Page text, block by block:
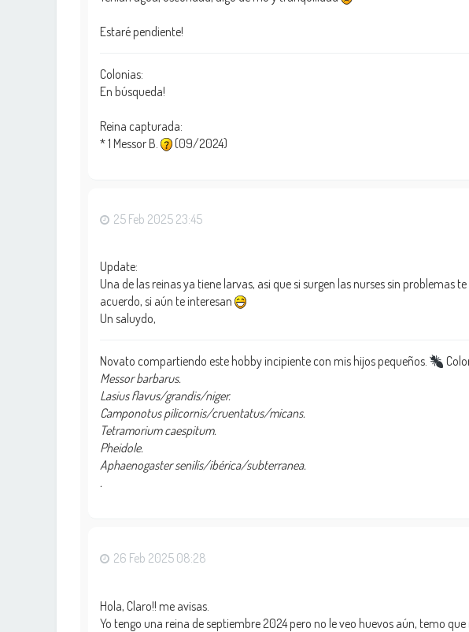
Estaré pendiente!
Colonias:
En búsqueda!
Reina capturada:
* 1 Messor B.
(09/2024)
25 Feb 2025 23:45
Update:
Una de las reinas ya tiene larvas, asi que si surgen las nurses sin problemas
acuerdo, si aún te interesan
Un saluydo,
Novato compartiendo este hobby incipiente con mis hijos pequeños.
Messor barbarus.
Lasius flavus/grandis/niger.
Camponotus pilicornis/cruentatus/micans.
Tetramorium caespitum.
Pheidole.
Aphaenogaster senilis/ibérica/subterranea.
.
26 Feb 2025 08:28
Hola, Claro!! me avisas.
Yo tengo una reina de septiembre 2024 pero no le veo huevos aún, temo que